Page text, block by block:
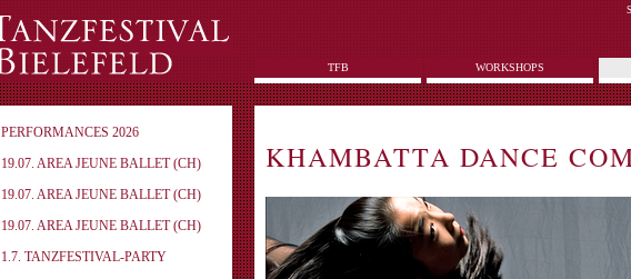
TFB WORKSHOPS
PERFORMANCES 2026
19.07. AREA JEUNE BALLET (CH)
19.07. AREA JEUNE BALLET (CH)
19.07. AREA JEUNE BALLET (CH)
1.7. TANZFESTIVAL-PARTY
KHAMBATTA DANCE